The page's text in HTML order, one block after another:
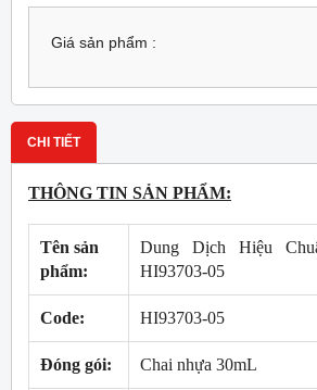
Giá sản phẩm :
CHI TIẾT
THÔNG TIN SẢN PHẨM:
Tên sản
phẩm:
Dung Dịch Hiệu
HI93703-05
Code: HI93703-05
Đóng gói: Chai nhựa 30mL